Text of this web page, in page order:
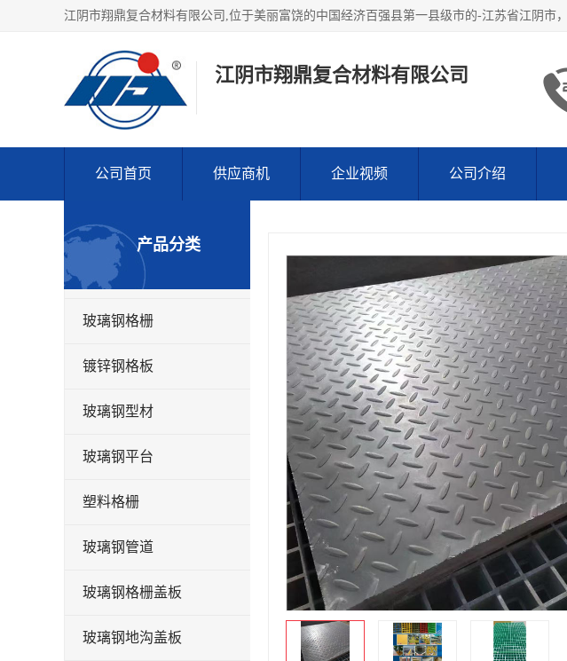
江阴市翔鼎复合材料有限公司
公司首页 供应商机 企业视频 公司介绍
产品分类
玻璃钢格栅
镀锌钢格板
玻璃钢型材
玻璃钢平台
塑料格栅
玻璃钢管道
玻璃钢格栅盖板
玻璃钢地沟盖板